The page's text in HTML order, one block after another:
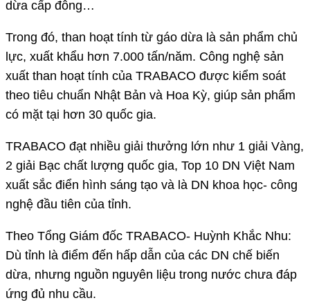
dừa cấp đông…
Trong đó, than hoạt tính từ gáo dừa là sản phẩm chủ
lực, xuất khẩu hơn 7.000 tấn/năm. Công nghệ sản
xuất than hoạt tính của TRABACO được kiểm soát
theo tiêu chuẩn Nhật Bản và Hoa Kỳ, giúp sản phẩm
có mặt tại hơn 30 quốc gia.
TRABACO đạt nhiều giải thưởng lớn như 1 giải Vàng,
2 giải Bạc chất lượng quốc gia, Top 10 DN Việt Nam
xuất sắc điển hình sáng tạo và là DN khoa học- công
nghệ đầu tiên của tỉnh.
Theo Tổng Giám đốc TRABACO- Huỳnh Khắc Nhu:
Dù tỉnh là điểm đến hấp dẫn của các DN chế biến
dừa, nhưng nguồn nguyên liệu trong nước chưa đáp
ứng đủ nhu cầu.